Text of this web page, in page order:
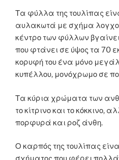
Τα φύλλα της τουλίπας
αυλακωτά με σχήμα
κέντρο των φύλλων
που φτάνει σε ύψος τα 70
κορυφή του ένα μόνο
κυπέλλου, μονόχρωμο σε
Τα κύρια χρώματα των
το κίτρινο και το κόκκινο,
πορφυρά και ροζ άνθη.
Ο καρπός της τουλίπας